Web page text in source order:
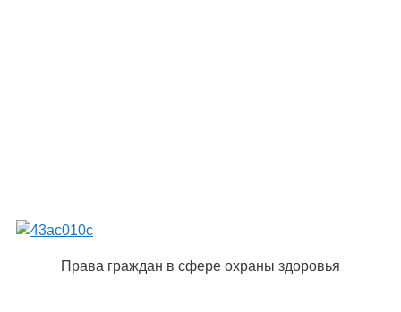
Права граждан в сфере охраны здоровья